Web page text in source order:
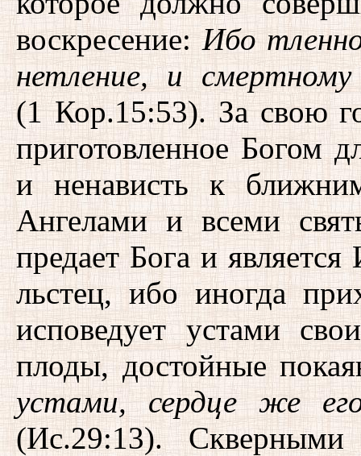
воскресение:Ибо
нетление, и
(1 Кор.15:53). За свою
приготовленное Богом
и ненависть к
Ангелами и всеми
предает Бога и
льстец, ибо иногда
исповедует устами
плоды, достойные
устами, сердце же
(Ис.29:13).